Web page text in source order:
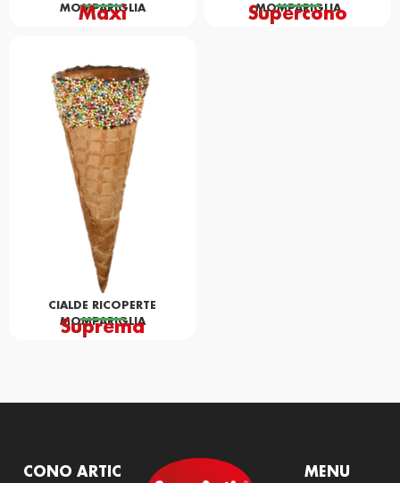
MOMPARIGLIA
Maxi
MOMPARIGLIA
Supercono
CIALDE RICOPERTE
MOMPARIGLIA
Suprema
CONO ARTIC
MENU